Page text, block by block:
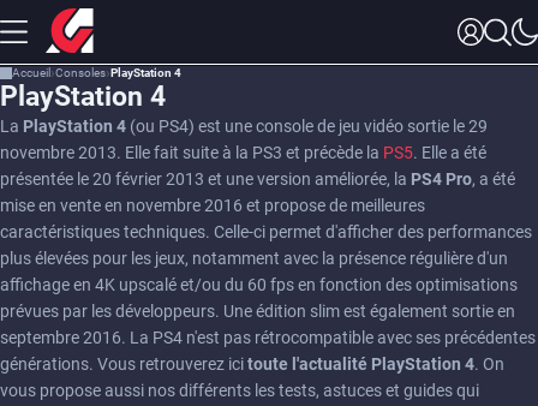
Accueil Consoles PlayStation 4
PlayStation 4
La PlayStation 4 (ou PS4) est une console de jeu vidéo sortie le 29
novembre 2013. Elle fait suite à la PS3 et précède la PS5. Elle a été
présentée le 20 février 2013 et une version améliorée, la PS4 Pro, a été
mise en vente en novembre 2016 et propose de meilleures
caractéristiques techniques. Celle-ci permet d'afficher des performances
plus élevées pour les jeux, notamment avec la présence régulière d'un
affichage en 4K upscalé et/ou du 60 fps en fonction des optimisations
prévues par les développeurs. Une édition slim est également sortie en
septembre 2016. La PS4 n'est pas rétrocompatible avec ses précédentes
générations. Vous retrouverez icitoute l'actualité PlayStation 4. On
vous propose aussi nos différents les tests, astuces et guides qui